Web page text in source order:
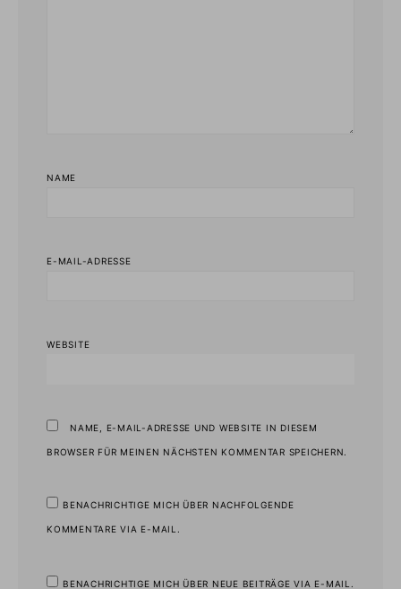
NAME
E-MAIL-ADRESSE
WEBSITE
NAME, E-MAIL-ADRESSE UND WEBSITE IN DIESEM
BROWSER FÜR MEINEN NÄCHSTEN KOMMENTAR SPEICHERN.
BENACHRICHTIGE MICH ÜBER NACHFOLGENDE
KOMMENTARE VIA E-MAIL.
BENACHRICHTIGE MICH ÜBER NEUE BEITRÄGE VIA E-MAIL.